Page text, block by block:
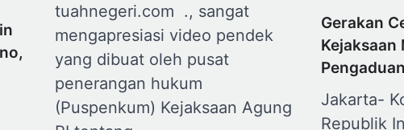
tuahnegeri.com ., sangat
mengapresiasi video pendek
yang dibuat oleh pusat
penerangan hukum
(Puspenkum) Kejaksaan Agung
Gerakan
Kejaksaan
Pengaduan
Jakarta-
Republik